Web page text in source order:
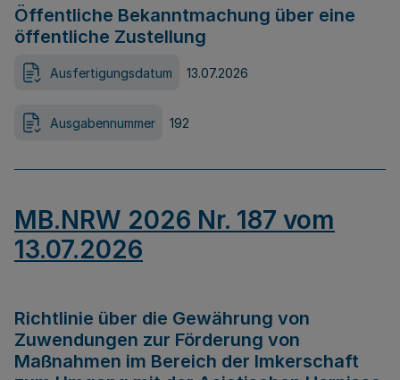
Öffentliche Bekanntmachung über eine
öffentliche Zustellung
Ausfertigungsdatum 13.07.2026
Ausgabennummer 192
MB.NRW 2026 Nr. 187 vom
13.07.2026
Richtlinie über die Gewährung von
Zuwendungen zur Förderung von
Maßnahmen im Bereich der Imkerschaft